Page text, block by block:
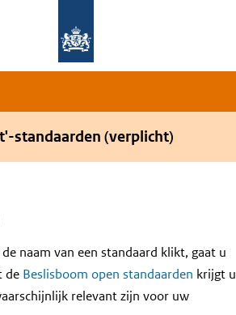
standaarden (verplicht)
naam van een standaard klikt, gaat u
de Beslisboom open standaarden krijgt u
relevant zijn voor uw